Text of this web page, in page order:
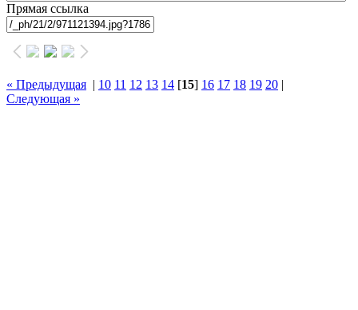
Прямая ссылка
« Предыдущая | 10 11 12 13 14 [15] 16 17 18 19 20 |
Следующая »